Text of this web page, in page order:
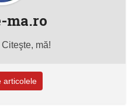
ma.ro
mă!
articolele